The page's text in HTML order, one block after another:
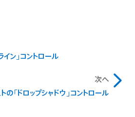
イン」コントロール
次へ
の「ドロップシャドウ」コントロール